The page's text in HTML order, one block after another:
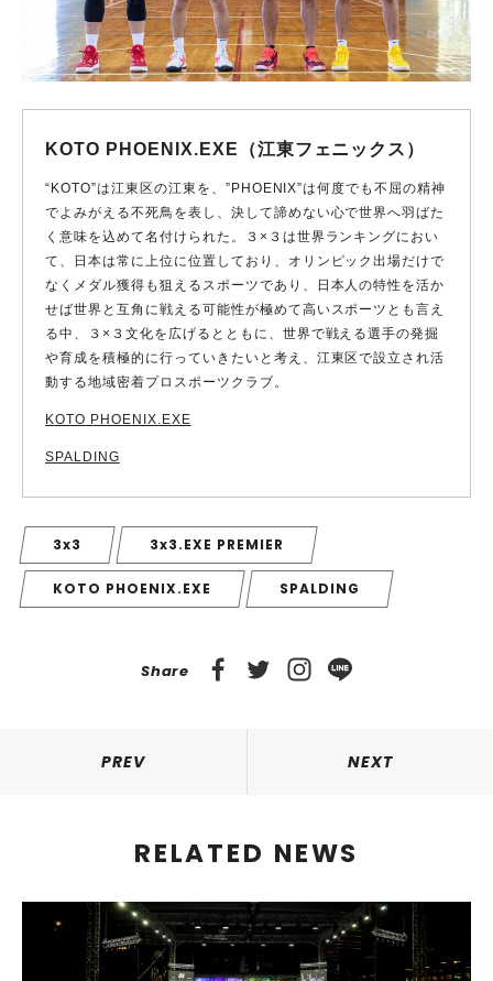
KOTO PHOENIX.EXE（江東フェニックス）
“KOTO”は江東区の江東を、”PHOENIX”は何度でも不屈の精神
でよみがえる不死鳥を表し、決して諦めない心で世界へ羽ばた
く意味を込めて名付けられた。３×３は世界ランキングにおい
て、日本は常に上位に位置しており、オリンピック出場だけで
なくメダル獲得も狙えるスポーツであり、日本人の特性を活か
せば世界と互角に戦える可能性が極めて高いスポーツとも言え
る中、３×３文化を広げるとともに、世界で戦える選手の発掘
や育成を積極的に行っていきたいと考え、江東区で設立され活
動する地域密着プロスポーツクラブ。
KOTO PHOENIX.EXE
SPALDING
3x3 3x3.EXE PREMIER
KOTO PHOENIX.EXE SPALDING
Share
PREV NEXT
RELATED NEWS